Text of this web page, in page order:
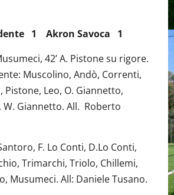
1 Akron Savoca 1
42’ A. Pistone su rigore.
Muscolino, Andò, Correnti,
Pistone, Leo, O. Giannetto,
W. Giannetto. All. Roberto
F. Lo Conti, D.Lo Conti,
Trimarchi, Triolo, Chillemi,
Musumeci. All: Daniele Tusano.